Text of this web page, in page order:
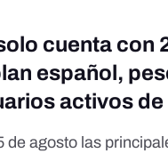
cuenta con
español,
activos de
de agosto las